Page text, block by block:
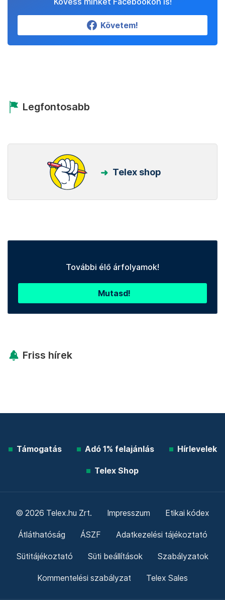
Követem!
Legfontosabb
Telex shop
További élő árfolyamok!
Mutasd!
Friss hírek
Támogatás Adó 1% felajánlás Hírlevelek
Telex Shop
© 2026 Telex.hu Zrt. Impresszum Etikai kódex
Átláthatóság ÁSZF Adatkezelési tájékoztató
Sütitájékoztató Süti beállítások Szabályzatok
Kommentelési szabályzat Telex Sales